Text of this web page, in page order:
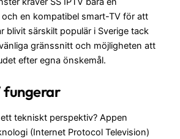
en kompatibel smart-TV för att
blivit särskilt populär i Sverige tack
gränssnitt och möjligheten att
efter egna önskemål.
fungerar
tekniskt perspektiv? Appen
(Internet Protocol Television)